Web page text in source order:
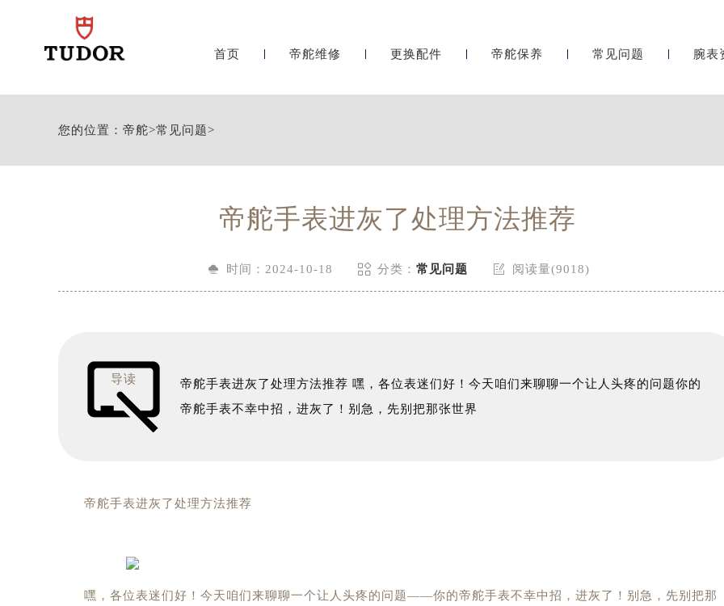
首页 帝舵维修 更换配件 帝舵保养 常见问题 腕表
您的位置： 帝舵>常见问题>
帝舵手表进灰了处理方法推荐
 时间：2024-10-18  分类： 常见问题  阅读量(9018)
导读
帝舵手表进灰了处理方法推荐 嘿，各位表迷们好！今天咱们来聊聊一个让人头疼的问题你的
帝舵手表不幸中招，进灰了！别急，先别把那张世界
帝舵手表进灰了处理方法推荐
嘿，各位表迷们好！今天咱们来聊聊一个让人头疼的问题——你的帝舵手表不幸中招，进灰了！别急，先别把那